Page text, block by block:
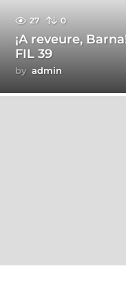
27 0
¡A reveure,
FIL 39
by admin